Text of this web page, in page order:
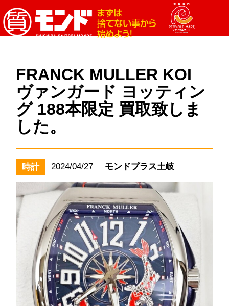
FRANCK MULLER KOI
ヴァンガード ヨッティン
グ 188本限定 買取致しま
した。
時計 2024/04/27 モンドプラス土岐